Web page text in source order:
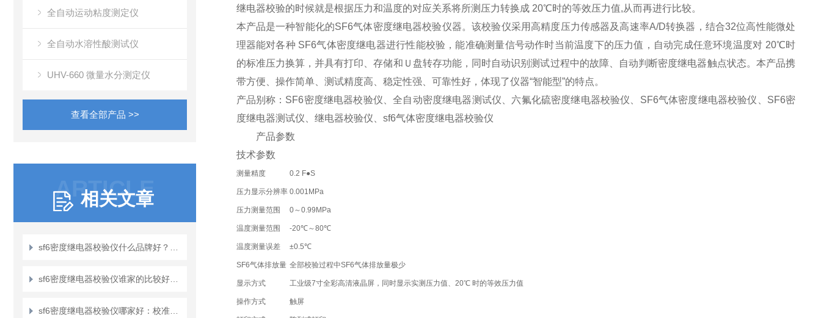
全自动运动粘度测定仪
全自动水溶性酸测试仪
UHV-660 微量水分测定仪
查看全部产品 >>
ARTICLE
相关文章
继电器校验的时候就是根据压力和温度的对应关系将所测压力转换成 20℃时的等效压力值,从而再进行比较。
本产品是一种智能化的SF6气体密度继电器校验仪器。该校验仪采用高精度压力传感器及高速率A/D转换器，结合32位高性能微处
理器能对各种 SF6气体密度继电器进行性能校验，能准确测量信号动作时当前温度下的压力值，自动完成任意环境温度对 20℃时
的标准压力换算，并具有打印、存储和Ｕ盘转存功能，同时自动识别测试过程中的故障、自动判断密度继电器触点状态。本产品携
带方便、操作简单、测试精度高、稳定性强、可靠性好，体现了仪器“智能型”的特点。
产品别称：SF6密度继电器校验仪、全自动密度继电器测试仪、六氟化硫密度继电器校验仪、SF6气体密度继电器校验仪、SF6密
度继电器测试仪、继电器校验仪、sf6气体密度继电器校验仪
产品参数
技术参数
测量精度 0.2 F●S
压力显示分辨率 0.001MPa
压力测量范围 0～0.99MPa
温度测量范围 -20℃～80℃
温度测量误差 ±0.5℃
SF6气体排放量 全部校验过程中SF6气体排放量极少
显示方式 工业级7寸全彩高清液晶屏，同时显示实测压力值、20℃ 时的等效压力值
操作方式 触屏